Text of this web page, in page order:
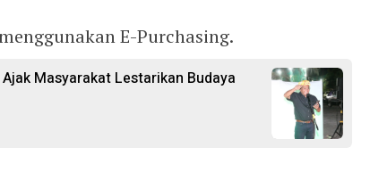
E-Purchasing.
Masyarakat Lestarikan Budaya